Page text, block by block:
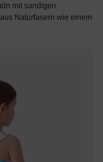
mit sandigen
Naturfasern wie einem